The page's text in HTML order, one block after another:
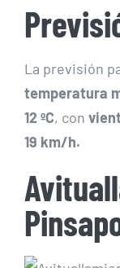
La previsión
temperatura
12 ºC, con
19 km/h.